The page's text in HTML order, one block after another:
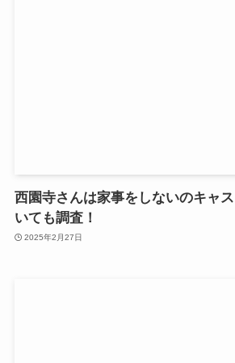
西園寺さんは家事をしないのキャ
いても調査！
2025年2月27日